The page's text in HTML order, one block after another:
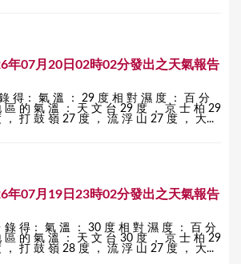
年07月20日02時02分發出之天氣報告
得： 氣 溫 ： 29 度 相 對 濕 度 ： 百 分
區 的 氣 溫 ： 天 文 台 29 度 ， 京 士 柏 29
， 打 鼓 嶺 27 度 ， 流 浮 山 27 度 ， 大...
年07月19日23時02分發出之天氣報告
錄 得： 氣 溫 ： 30 度 相 對 濕 度 ： 百 分
區 的 氣 溫 ： 天 文 台 30 度 ， 京 士 柏 29
， 打 鼓 嶺 28 度 ， 流 浮 山 27 度 ， 大...